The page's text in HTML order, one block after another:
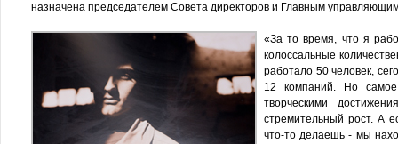
назначена председателем Совета директоров и Главным
«За то время, что я
колоссальные
работало 50 человек,
12 компаний. Но
творческими
стремительный рост. А
что-то делаешь - мы